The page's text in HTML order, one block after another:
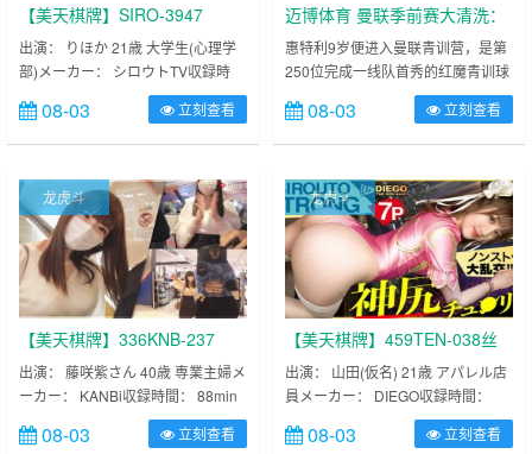
【美天棋牌】SIRO-3947
出演： りほか 21歳 大学生(心理学
部)メーカー： シロウトTV収録時
間： 73min品番： SIRO-3947发售
日： 2019/12/09シリーズ： 【初撮
り】ネットで応募→体験撮影简介：
真老实的大学生海苔等21岁。她身
高170厘米，是一个文武双全的女孩
子，曾获得过社团羽毛球亚军。
……
08-03 立刻查看
迈博体育 曼联季前赛大清洗：
20岁青训前锋被15岁师弟挤
走，三名一线队球员同时进入
离队名单【EV扑克官网】
惠特利9岁便进入曼联青训营，是第
250位完成一线队首秀的红魔青训球
员。但他只在英超出场过3次，上赛
季先后被租借到英甲的沃尔索尔、北
安普敦和布拉德福德城，总共只打进
年队比赛已经没有意义。 ……
08-03 立刻查看
龙虎斗
【美天棋牌】336KNB-237
出演： 藤咲紫さん 40歳 専業主婦メ
ーカー： KANBi収録時間： 88min
品番： 336KNB-237发售日：
2023/01/15シリーズ： 人妻さんい
08-03 立刻查看
龙虎斗
【美天棋牌】459TEN-038丝
袜美腿
出演： 山田(仮名) 21歳 アパレル店
員メーカー： DIEGO収録時間：
85min品番： 459TEN-038发售日：
2022/05/25シリーズ： シロウト・
08-03 立刻查看